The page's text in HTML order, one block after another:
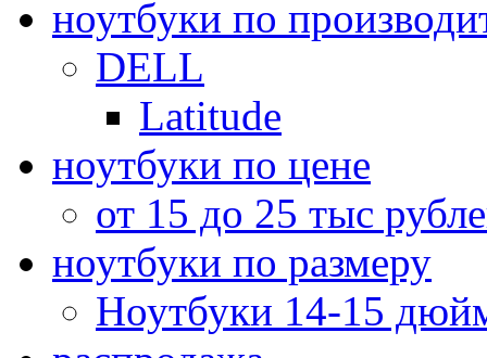
ноутбуки по
DELL
Latitude
ноутбуки по цене
от 15 до 25 тыс
ноутбуки по размеру
Ноутбуки 14-15